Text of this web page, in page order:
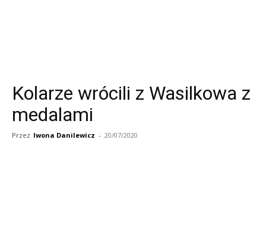
Kolarze wrócili z Wasilkowa z
medalami
Przez Iwona Danilewicz - 20/07/2020